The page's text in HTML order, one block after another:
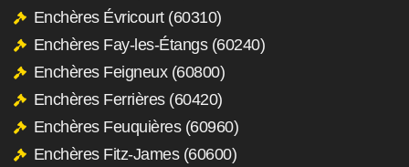
Enchères Évricourt (60310)
Enchères Fay-les-Étangs (60240)
Enchères Feigneux (60800)
Enchères Ferrières (60420)
Enchères Feuquières (60960)
Enchères Fitz-James (60600)